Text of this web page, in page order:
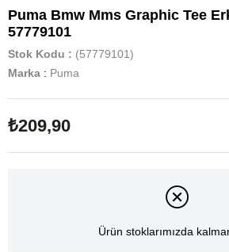
Puma Bmw Mms Graphic Tee
57779101
Stok Kodu
(57779101)
Marka : Puma
₺209,90
Ürün stoklarımızda